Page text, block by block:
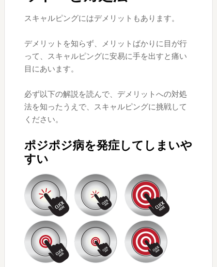
スキャルピングにはデメリットもあります。
デメリットを知らず、メリットばかりに目が行
って、スキャルピングに安易に手を出すと痛い
目にあいます。
必ず以下の解説を読んで、デメリットへの対処
法を知ったうえで、スキャルピングに挑戦して
ください。
ポジポジ病を発症してしまいや
すい